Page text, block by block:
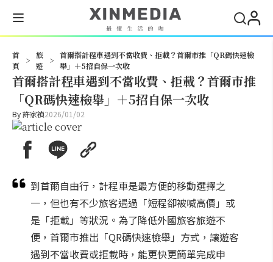
首
頁
>
旅
遊
>
首爾搭計程車遇到不當收費、拒載？首爾市推「QR碼快速檢
舉」＋5招自保一次收
首爾搭計程車遇到不當收費、拒載？首爾市推
「QR碼快速檢舉」＋5招自保一次收
By許家禎2026/01/02
到首爾自由行，計程車是最方便的移動選擇之
一，但也有不少旅客遇過「短程卻被喊高價」或
是「拒載」等狀況。為了降低外國旅客旅遊不
便，首爾市推出「QR碼快速檢舉」方式，讓遊客
遇到不當收費或拒載時，能更快更簡單完成申